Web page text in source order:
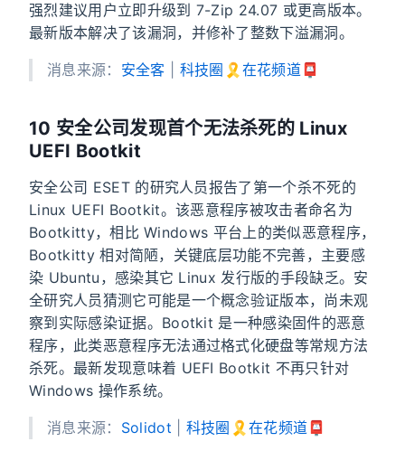
强烈建议用户立即升级到 7-Zip 24.07 或更高版本。
最新版本解决了该漏洞，并修补了整数下溢漏洞。
消息来源： 安全客 科技圈🎗在花频道📮
10 安全公司发现首个无法杀死的 Linux
UEFI Bootkit
安全公司 ESET 的研究人员报告了第一个杀不死的
Linux UEFI Bootkit。该恶意程序被攻击者命名为
Bootkitty，相比 Windows 平台上的类似恶意程序，
Bootkitty 相对简陋，关键底层功能不完善，主要感
染 Ubuntu，感染其它 Linux 发行版的手段缺乏。安
全研究人员猜测它可能是一个概念验证版本，尚未观
察到实际感染证据。Bootkit 是一种感染固件的恶意
程序，此类恶意程序无法通过格式化硬盘等常规方法
杀死。最新发现意味着 UEFI Bootkit 不再只针对
Windows 操作系统。
消息来源： Solidot 科技圈🎗在花频道📮